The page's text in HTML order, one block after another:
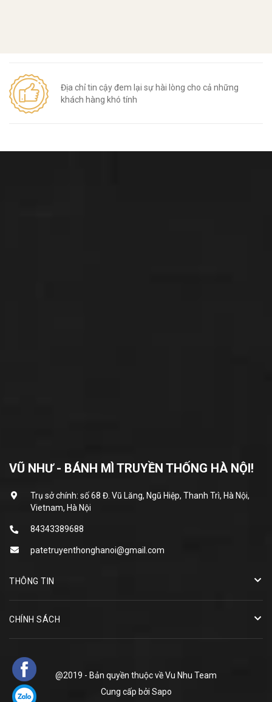
Địa chỉ tin cậy đem lại sự hài lòng cho cả những
khách hàng khó tính
VŨ NHƯ - BÁNH MÌ TRUYỀN THỐNG HÀ NỘI!
Trụ sở chính: số 68 Đ. Vũ Lăng, Ngũ Hiệp, Thanh Trì, Hà Nội,
Vietnam, Hà Nội
84343389688
patetruyenthonghanoi@gmail.com
THÔNG TIN
CHÍNH SÁCH
@2019 - Bản quyền thuộc vềVu Nhu Team
Cung cấp bởi Sapo